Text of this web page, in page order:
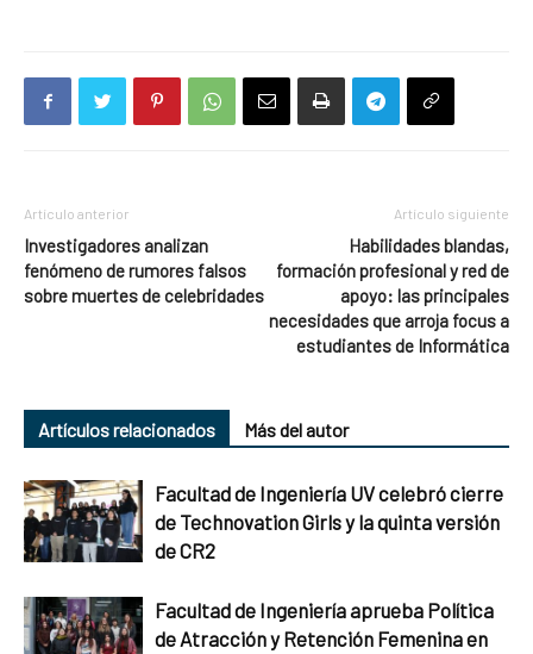
Artículo anterior
Investigadores analizan
fenómeno de rumores falsos
sobre muertes de celebridades
Artículo siguiente
Habilidades blandas,
formación profesional y red de
apoyo: las principales
necesidades que arroja focus a
estudiantes de Informática
Artículos relacionados Más del autor
Facultad de Ingeniería UV celebró cierre
de Technovation Girls y la quinta versión
de CR2
Facultad de Ingeniería aprueba Política
de Atracción y Retención Femenina en